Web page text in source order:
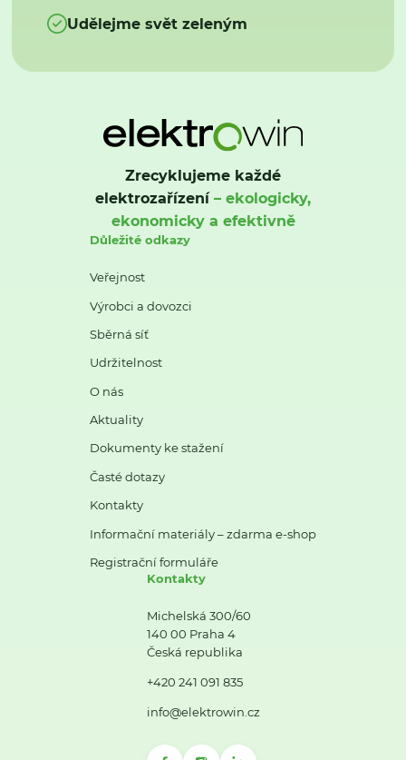
Udělejme svět zeleným
Zrecyklujeme každé
elektrozařízení– ekologicky,
ekonomicky a efektivně
Důležité odkazy
Veřejnost
Výrobci a dovozci
Sběrná síť
Udržitelnost
O nás
Aktuality
Dokumenty ke stažení
Časté dotazy
Kontakty
Informační materiály – zdarma e-shop
Registrační formuláře
Kontakty
Michelská 300/60
140 00 Praha 4
Česká republika
+420 241 091 835
info@elektrowin.cz